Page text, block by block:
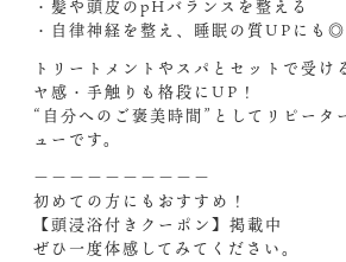
・髪や頭皮のpHバランスを整える
・自律神経を整え、睡眠の質UPにも◎
トリートメントやスパとセットで受け
ヤ感・手触りも格段にUP！
“自分へのご褒美時間”としてリピータ
ューです。
－－－－－－－－－－
初めての方にもおすすめ！
【頭浸浴付きクーポン】掲載中
ぜひ一度体感してみてください。